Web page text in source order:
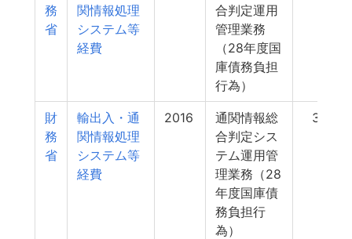
務
省
関情報処理
システム等
経費
合判定運用
管理業務
（28年度国
庫債務負担
行為）
財
務
省
輸出入・通
関情報処理
システム等
経費
2016
通関情報総
合判定シス
テム運用管
理業務（28
年度国庫債
務負担行
為）
30